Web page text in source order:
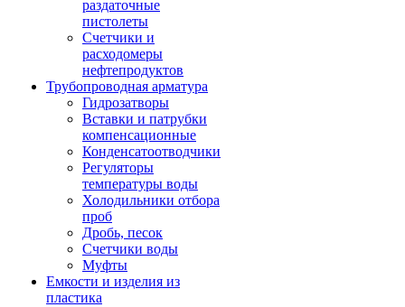
раздаточные
пистолеты
Счетчики и
расходомеры
нефтепродуктов
Трубопроводная арматура
Гидрозатворы
Вставки и патрубки
компенсационные
Конденсатоотводчики
Регуляторы
температуры воды
Холодильники отбора
проб
Дробь, песок
Счетчики воды
Муфты
Емкости и изделия из
пластика